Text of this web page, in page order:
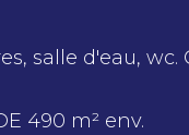
salle d'eau,
490 m² env.